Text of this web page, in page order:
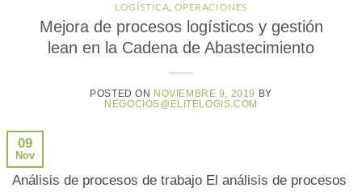
LOGÍSTICA OPERACIONES
Mejora de procesos logísticos y gestión
lean en la Cadena de Abastecimiento
POSTED ON NOVIEMBRE 9, 2019 BY
NEGOCIOS@ELITELOGIS.COM
09
Nov
Análisis de procesos de trabajo El análisis de procesos